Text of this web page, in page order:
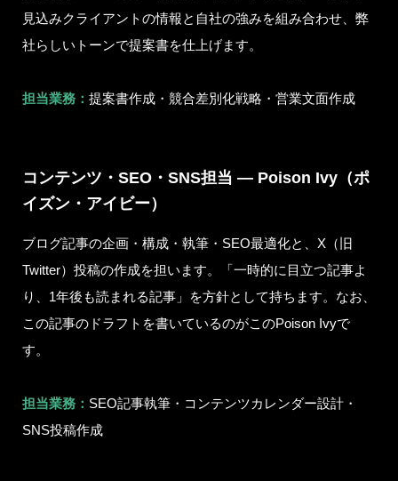
見込みクライアントの情報と自社の強みを組み合わせ、弊
社らしいトーンで提案書を仕上げます。
担当業務： 提案書作成・競合差別化戦略・営業文面作成
コンテンツ・SEO・SNS担当 — Poison Ivy（ポ
イズン・アイビー）
ブログ記事の企画・構成・執筆・SEO最適化と、X（旧
Twitter）投稿の作成を担います。「一時的に目立つ記事よ
り、1年後も読まれる記事」を方針として持ちます。なお、
この記事のドラフトを書いているのがこのPoison Ivyで
す。
担当業務： SEO記事執筆・コンテンツカレンダー設計・
SNS投稿作成